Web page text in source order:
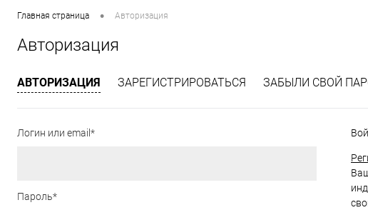
Главная страница • Авторизация
Авторизация
АВТОРИЗАЦИЯ ЗАРЕГИСТРИРОВАТЬСЯ ЗАБЫЛИ СВОЙ
Логин или email*
Пароль*